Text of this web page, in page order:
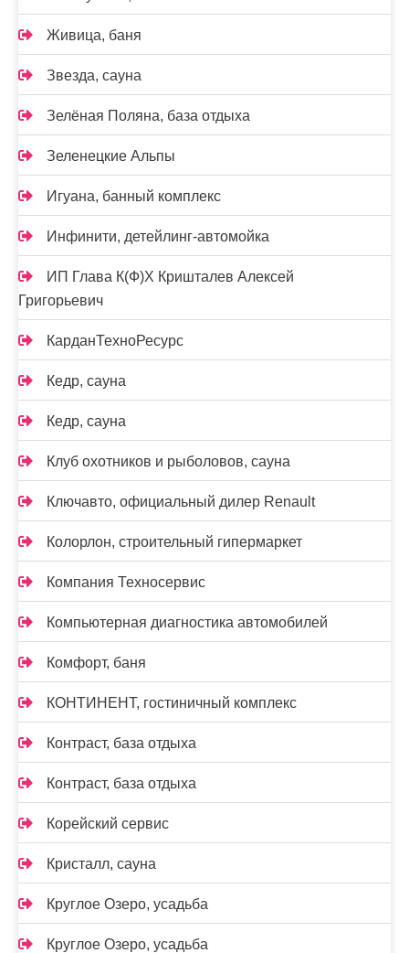
Живица, баня
Звезда, сауна
Зелёная Поляна, база отдыха
Зеленецкие Альпы
Игуана, банный комплекс
Инфинити, детейлинг-автомойка
ИП Глава К(Ф)Х Кришталев Алексей
Григорьевич
КарданТехноРесурс
Кедр, сауна
Кедр, сауна
Клуб охотников и рыболовов, сауна
Ключавто, официальный дилер Renault
Колорлон, строительный гипермаркет
Компания Техносервис
Компьютерная диагностика автомобилей
Комфорт, баня
КОНТИНЕНТ, гостиничный комплекс
Контраст, база отдыха
Контраст, база отдыха
Корейский сервис
Кристалл, сауна
Круглое Озеро, усадьба
Круглое Озеро, усадьба